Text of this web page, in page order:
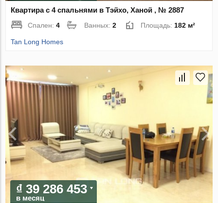
Квартира с 4 спальнями в Тэйхо, Ханой , № 2887
Спален:4 Ванных:2 Площадь:182 м²
Tan Long Homes
₫ 39 286 453
в месяц